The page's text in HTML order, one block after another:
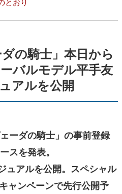
の騎士」本日から
バルモデル平手友
アルを公開
ーダの騎士」の事前登録
スを発表。
ュアルを公開。スペシャル
ャンペーンで先行公開予